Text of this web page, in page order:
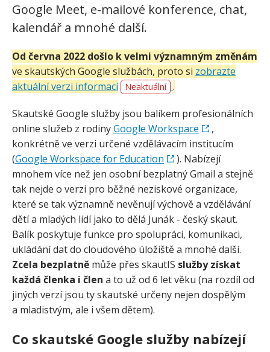
Google Meet, e-mailové konference, chat,
kalendář a mnohé další.
Od června 2022 došlo k velmi významným změnám
ve skautských Google službách, proto si zobrazte
aktuální verzi informací
Neaktuální .
Skautské Google služby jsou balíkem profesionálních
online služeb z rodinyGoogle Workspace
,
konkrétně ve verzi určené vzdělávacím institucím
(Google Workspace for Education
). Nabízejí
mnohem více než jen osobní bezplatný Gmail a stejně
tak nejde o verzi pro běžné neziskové organizace,
které se tak významně nevěnují výchově a vzdělávání
dětí a mladých lidí jako to dělá Junák - český skaut.
Balík poskytuje funkce pro spolupráci, komunikaci,
ukládání dat do cloudového úložiště a mnohé další.
Zcela bezplatně může přes skautIS služby získat
každá členka i člen a to už od 6 let věku (na rozdíl od
jiných verzí jsou ty skautské určeny nejen dospělým
a mladistvým, ale i všem dětem).
Co skautské Google služby nabízejí